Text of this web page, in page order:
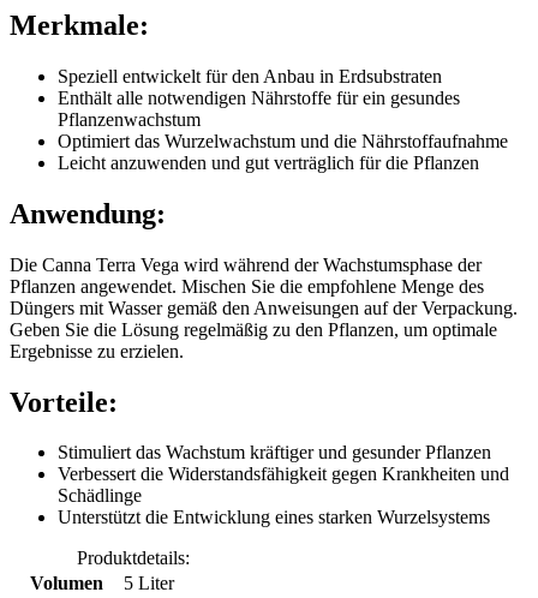
Merkmale:
Speziell entwickelt für den Anbau in Erdsubstraten
Enthält alle notwendigen Nährstoffe für ein gesundes
Pflanzenwachstum
Optimiert das Wurzelwachstum und die Nährstoffaufnahme
Leicht anzuwenden und gut verträglich für die Pflanzen
Anwendung:
Die Canna Terra Vega wird während der Wachstumsphase der
Pflanzen angewendet. Mischen Sie die empfohlene Menge des
Düngers mit Wasser gemäß den Anweisungen auf der Verpackung.
Geben Sie die Lösung regelmäßig zu den Pflanzen, um optimale
Ergebnisse zu erzielen.
Vorteile:
Stimuliert das Wachstum kräftiger und gesunder Pflanzen
Verbessert die Widerstandsfähigkeit gegen Krankheiten und
Schädlinge
Unterstützt die Entwicklung eines starken Wurzelsystems
Produktdetails:
Volumen
5 Liter